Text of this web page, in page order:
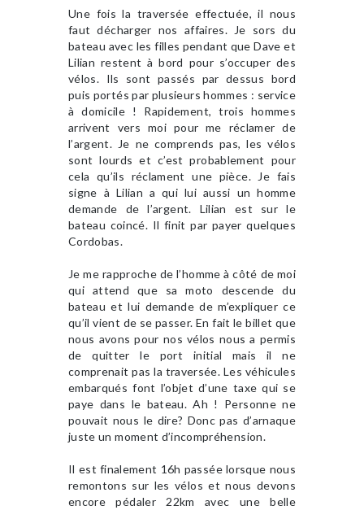
Une fois la traversée effectuée, il nous
faut décharger nos affaires. Je sors du
bateau avec les filles pendant que Dave et
Lilian restent à bord pour s’occuper des
vélos. Ils sont passés par dessus bord
puis portés par plusieurs hommes : service
à domicile ! Rapidement, trois hommes
arrivent vers moi pour me réclamer de
l’argent. Je ne comprends pas, les vélos
sont lourds et c’est probablement pour
cela qu’ils réclament une pièce. Je fais
signe à Lilian a qui lui aussi un homme
demande de l’argent. Lilian est sur le
bateau coincé. Il finit par payer quelques
Cordobas.
Je me rapproche de l’homme à côté de moi
qui attend que sa moto descende du
bateau et lui demande de m’expliquer ce
qu’il vient de se passer. En fait le billet que
nous avons pour nos vélos nous a permis
de quitter le port initial mais il ne
comprenait pas la traversée. Les véhicules
embarqués font l’objet d’une taxe qui se
paye dans le bateau. Ah ! Personne ne
pouvait nous le dire? Donc pas d’arnaque
juste un moment d’incompréhension.
Il est finalement 16h passée lorsque nous
remontons sur les vélos et nous devons
encore pédaler 22km avec une belle